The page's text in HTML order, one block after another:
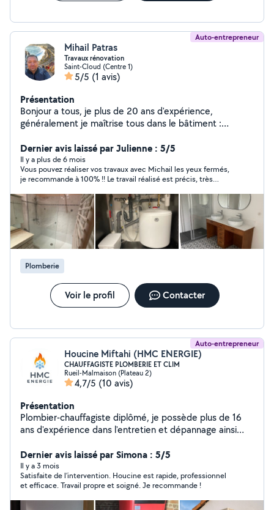
Auto-entrepreneur
Mihail Patras
Travaux rénovation
Saint-Cloud (Centre 1)
5/5 (1 avis)
Présentation
Bonjour a tous, je plus de 20 ans d'expérience,
généralement je maîtrise tous dans le bâtiment :
plomberie, parquet etc Dans mon service je vous
garantis : professionnalisme, qualité, responsabilité
Déplacement et devis gratuit. N'hésitez pas de
m'appeler. Cordialement
Dernier avis laissé par Julienne : 5/5
Il y a plus de 6 mois
Vous pouvez réaliser vos travaux avec Michail les yeux fermés,
je recommande à 100% !! Le travail réalisé est précis, très
est très gentil. Merci aussi pour votre disponibilité, je referai
appel à vous au besoin sans soucis :)
Plomberie
Voir le profil Contacter
Auto-entrepreneur
Houcine Miftahi (HMC ENERGIE)
CHAUFFAGISTE PLOMBERIE ET CLIM
Rueil-Malmaison (Plateau 2)
4,7/5 (10 avis)
Présentation
Plombier-chauffagiste diplômé, je possède plus de 16
ans d'expérience dans l'entretien et dépannage ainsi
collectives. J'interviens également sur les installations
de climatisation et les pompes a chaleur. Je me
déplace à votre adresse avec tout mon outillage
professionnel. Interventions rapides et soignées sur
toute l'île de France.
Dernier avis laissé par Simona : 5/5
Il y a 3 mois
Satisfaite de l’intervention. Houcine est rapide, professionnel
et efficace. Travail propre et soigné. Je recommande !